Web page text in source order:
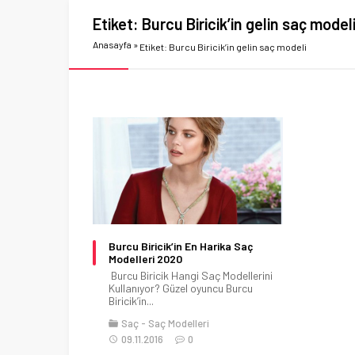
Etiket: Burcu Biricik’in gelin saç modeli
Anasayfa » Etiket: Burcu Biricik’in gelin saç modeli
Burcu Biricik’in En Harika Saç
Modelleri 2020
Burcu Biricik Hangi Saç Modellerini
Kullanıyor? Güzel oyuncu Burcu
Biricik’in...
Saç
Saç Modelleri
09.11.2016
0